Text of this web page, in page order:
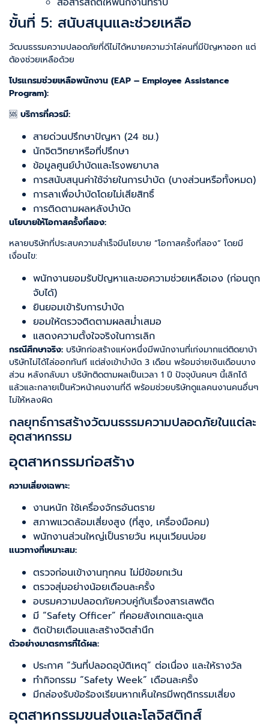
ขั้นที่ 5: สนับสนุนและช่วยเหลือ
วัฒนธรรมความปลอดภัยที่ดีไม่ได้หมายความว่าไล่คนที่มีปัญหาออก แต่
ต้องช่วยเหลือด้วย
โปรแกรมช่วยเหลือพนักงาน (EAP – Employee Assistance
Program):
🆘 บริการที่ควรมี:
สายด่วนปรึกษาปัญหา (24 ชม.)
นักจิตวิทยาหรือที่ปรึกษา
ข้อมูลศูนย์บำบัดและโรงพยาบาล
การสนับสนุนค่าใช้จ่ายในการบำบัด (บางส่วนหรือทั้งหมด)
การลาเพื่อบำบัดโดยไม่เสียสิทธิ์
การติดตามผลหลังบำบัด
นโยบายให้โอกาสครั้งที่สอง:
หลายบริษัทที่ประสบความสำเร็จมีนโยบาย “โอกาสครั้งที่สอง” โดยมี
เงื่อนไข:
พนักงานยอมรับปัญหาและขอความช่วยเหลือเอง (ก่อนถูก
จับได้)
ยินยอมเข้ารับการบำบัด
ยอมให้ตรวจติดตามผลสม่ำเสมอ
แสดงความตั้งใจจริงในการเลิก
กรณีศึกษาจริง: บริษัทก่อสร้างแห่งหนึ่งมีพนักงานที่เก่งมากแต่ติดยาบ้า
บริษัทไม่ได้ไล่ออกทันที แต่ส่งเข้าบำบัด 3 เดือน พร้อมจ่ายเงินเดือนบาง
ส่วน หลังกลับมา บริษัทติดตามผลเป็นเวลา 1 ปี ปัจจุบันคนๆ นี้เลิกได้
แล้วและกลายเป็นหัวหน้าคนงานที่ดี พร้อมช่วยบริษัทดูแลคนงานคนอื่นๆ
ไม่ให้หลงผิด
กลยุทธ์การสร้างวัฒนธรรมความปลอดภัยในแต่ละ
อุตสาหกรรม
อุตสาหกรรมก่อสร้าง
ความเสี่ยงเฉพาะ:
งานหนัก ใช้เครื่องจักรอันตราย
สภาพแวดล้อมเสี่ยงสูง (ที่สูง, เครื่องมือคม)
พนักงานส่วนใหญ่เป็นรายวัน หมุนเวียนบ่อย
แนวทางที่เหมาะสม:
ตรวจก่อนเข้างานทุกคน ไม่มีข้อยกเว้น
ตรวจสุ่มอย่างน้อยเดือนละครั้ง
อบรมความปลอดภัยควบคู่กับเรื่องสารเสพติด
มี “Safety Officer” ที่คอยสังเกตและดูแล
ติดป้ายเตือนและสร้างจิตสำนึก
ตัวอย่างมาตรการที่ได้ผล:
ประกาศ “วันที่ปลอดอุบัติเหตุ” ต่อเนื่อง และให้รางวัล
ทำกิจกรรม “Safety Week” เดือนละครั้ง
มีกล่องรับข้อร้องเรียนหากเห็นใครมีพฤติกรรมเสี่ยง
อุตสาหกรรมขนส่งและโลจิสติกส์